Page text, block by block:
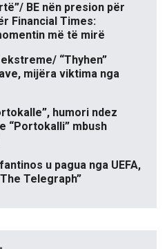
BE nën presion për
Financial Times:
më të mirë
“Thyhen”
mijëra viktima nga
humori ndez
“Portokalli” mbush
u pagua nga UEFA,
Telegraph”